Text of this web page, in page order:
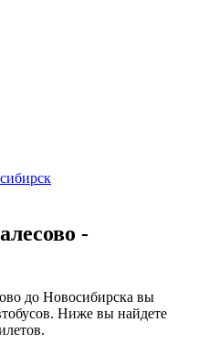
-
до Новосибирска вы
Ниже вы найдете